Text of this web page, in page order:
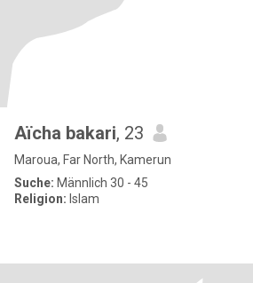
Aïcha bakari, 23
Maroua, Far North, Kamerun
Suche: Männlich 30 - 45
Religion: Islam